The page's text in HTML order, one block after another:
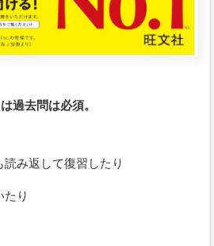
過去問は必須。
み返して復習したり
たり